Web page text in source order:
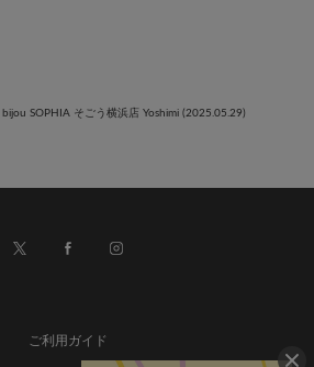
SOPHIA そごう横浜店 Yoshimi (2025.05.29)
ご利用ガイド